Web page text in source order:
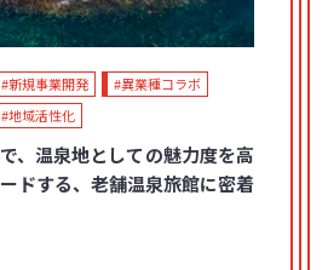
#新規事業開発
#異業種コラボ
#地域活性化
、温泉地としての魅力度を高
ドする、老舗温泉旅館に密着